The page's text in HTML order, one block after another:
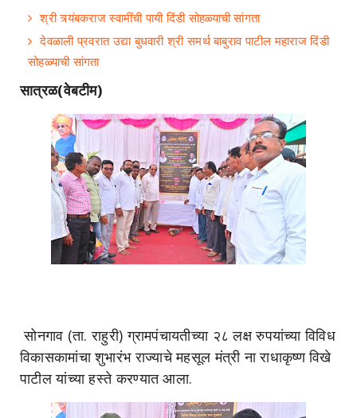
श्री त्र्यंबकराज स्वामींची पायी दिंडी सोहळ्याची सांगता
देवळाली प्रवरात उद्या बुधवारी श्री समर्थ बाबुराव पाटील महाराज दिंडी
सोहळ्याची सांगता
सात्रळ(वेबटीम)
सोनगाव (ता. राहुरी) ग्रामपंचायतीच्या २८ लक्ष रुपयांच्या विविध
विकासकामांचा शुभारंभ राज्याचे महसूल मंत्री ना राधाकृष्ण विखे
पाटील यांच्या हस्ते करण्यात आला.